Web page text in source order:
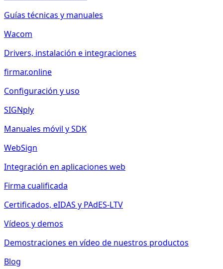
Guías técnicas y manuales
Wacom
Drivers, instalación e integraciones
firmar.online
Configuración y uso
SIGNply
Manuales móvil y SDK
WebSign
Integración en aplicaciones web
Firma cualificada
Certificados, eIDAS y PAdES-LTV
Vídeos y demos
Demostraciones en vídeo de nuestros productos
Blog